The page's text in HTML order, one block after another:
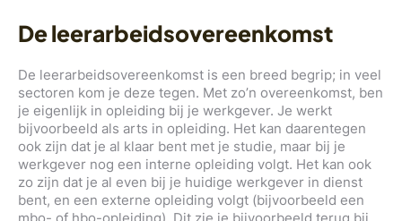
De leerarbeidsovereenkomst
De leerarbeidsovereenkomst is een breed begrip; in veel
sectoren kom je deze tegen. Met zo’n overeenkomst, ben
je eigenlijk in opleiding bij je werkgever. Je werkt
bijvoorbeeld als arts in opleiding. Het kan daarentegen
ook zijn dat je al klaar bent met je studie, maar bij je
werkgever nog een interne opleiding volgt. Het kan ook
zo zijn dat je al even bij je huidige werkgever in dienst
bent, en een externe opleiding volgt (bijvoorbeeld een
mbo- of hbo-opleiding). Dit zie je bijvoorbeeld terug bij